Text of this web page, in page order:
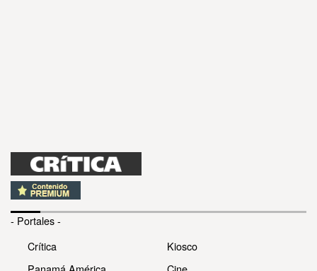
- Portales -
Crítica
Kiosco